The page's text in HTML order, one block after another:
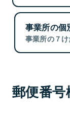
事業所の個
事業所の７け
郵便番